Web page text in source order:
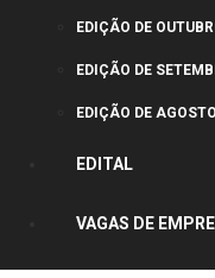
EDIÇÃO DE
EDIÇÃO DE
EDIÇÃO DE AGOSTO
EDITAL
VAGAS DE